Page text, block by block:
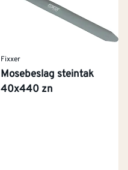
Fixxer
Mosebeslag steintak
40x440 zn